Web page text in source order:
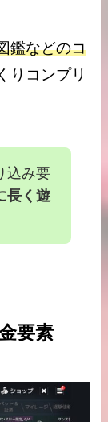
鑑などのコ
りコンプリ
込み要
長く遊
要素